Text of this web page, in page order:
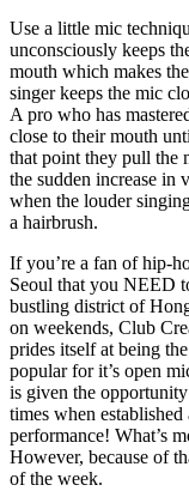
Use a little mic
unconsciously keeps
mouth which makes
singer keeps the mic
A pro who has
close to their mouth
that point they pull the
the sudden increase in
when the louder
a hairbrush.
If you’re a fan of hip-
Seoul that you NEED
bustling district of
on weekends, Club
prides itself at being
popular for it’s open
is given the
times when
performance! What’s
However, because of
of the week.